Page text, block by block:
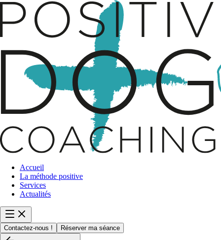
Accueil
La méthode positive
Services
Actualités
Contactez-nous ! Réserver ma séance